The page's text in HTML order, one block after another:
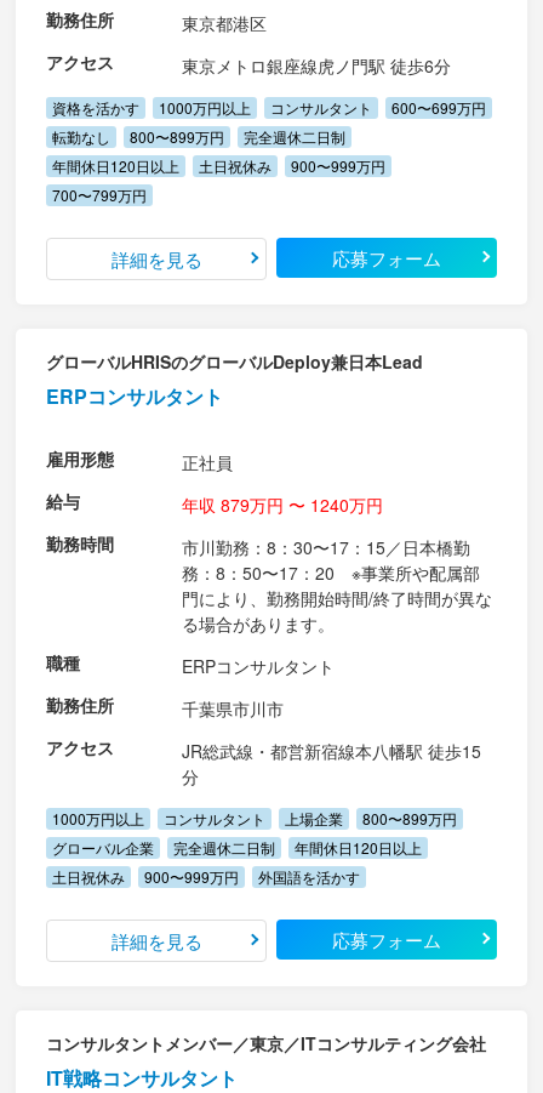
勤務住所
東京都港区
アクセス
東京メトロ銀座線虎ノ門駅 徒歩6分
資格を活かす 1000万円以上 コンサルタント
600〜699万円
転勤なし
800〜899万円
完全週休二日制
年間休日120日以上
土日祝休み
900〜999万円
700〜799万円
詳細を見る 応募フォーム
グローバルHRISのグローバルDeploy兼日本Lead
ERPコンサルタント
雇用形態
正社員
給与
年収 879万円 〜 1240万円
勤務時間
市川勤務：8：30〜17：15／日本橋勤
務：8：50〜17：20 ※事業所や配属部
門により、勤務開始時間/終了時間が異な
る場合があります。
職種
ERPコンサルタント
勤務住所
千葉県市川市
アクセス
JR総武線・都営新宿線本八幡駅 徒歩15
分
1000万円以上 コンサルタント 上場企業
800〜899万円
グローバル企業
完全週休二日制
年間休日120日以上
土日祝休み
900〜999万円 外国語を活かす
詳細を見る 応募フォーム
コンサルタントメンバー／東京／ITコンサルティング会社
IT戦略コンサルタント